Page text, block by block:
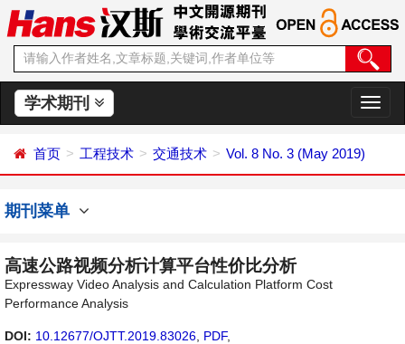
学术期刊
切
换
首页 工程技术 交通技术 Vol. 8 No. 3 (May 2019)
期刊菜单
高速公路视频分析计算平台性价比分析
Expressway Video Analysis and Calculation Platform Cost
Performance Analysis
DOI: 10.12677/OJTT.2019.83026 PDF,